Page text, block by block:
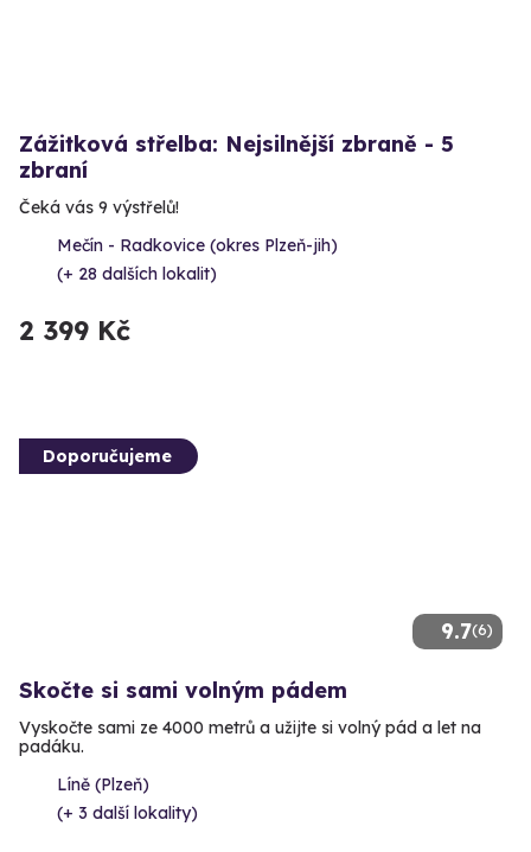
Zážitková střelba: Nejsilnější zbraně - 5
zbraní
Čeká vás 9 výstřelů!
Mečín - Radkovice (okres Plzeň-jih)
(+ 28 dalších lokalit)
2 399 Kč
9.7(6)
Doporučujeme
Skočte si sami volným pádem
Vyskočte sami ze 4000 metrů a užijte si volný pád a let na
padáku.
Líně (Plzeň)
(+ 3 další lokality)